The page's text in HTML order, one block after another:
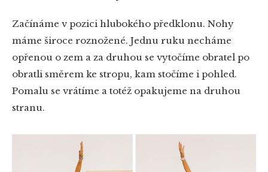
Začínáme v pozici hlubokého předklonu. Nohy
máme široce roznožené. Jednu ruku necháme
opřenou o zem a za druhou se vytočíme obratel po
obratli směrem ke stropu, kam stočíme i pohled.
Pomalu se vrátíme a totéž opakujeme na druhou
stranu.